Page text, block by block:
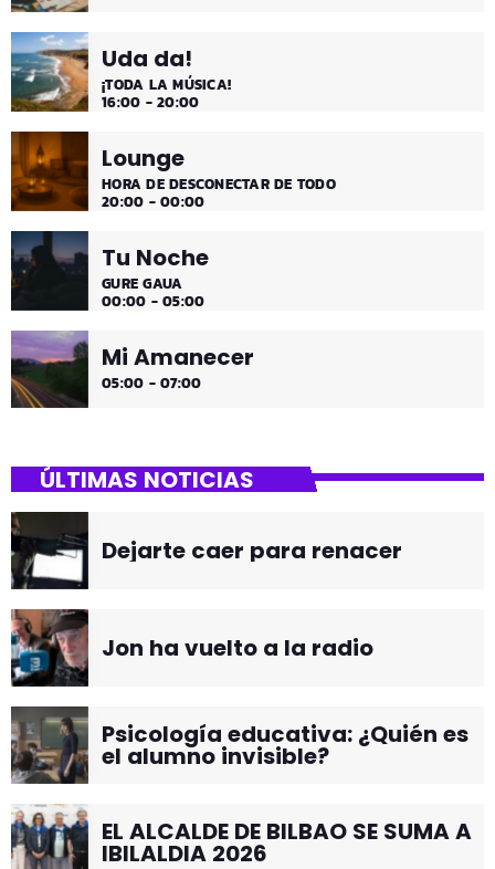
Uda da!
¡TODA LA MÚSICA!
16:00 - 20:00
Lounge
HORA DE DESCONECTAR DE TODO
20:00 - 00:00
Tu Noche
GURE GAUA
00:00 - 05:00
Mi Amanecer
05:00 - 07:00
ÚLTIMAS NOTICIAS
Dejarte caer para renacer
Jon ha vuelto a la radio
Psicología educativa: ¿Quién es
el alumno invisible?
EL ALCALDE DE BILBAO SE SUMA A
IBILALDIA 2026